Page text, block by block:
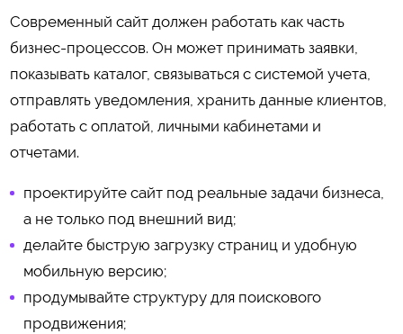
Современный сайт должен работать как часть
бизнес-процессов. Он может принимать заявки,
показывать каталог, связываться с системой учета,
отправлять уведомления, хранить данные клиентов,
работать с оплатой, личными кабинетами и
отчетами.
проектируйте сайт под реальные задачи бизнеса,
а не только под внешний вид;
делайте быструю загрузку страниц и удобную
мобильную версию;
продумывайте структуру для поискового
продвижения;